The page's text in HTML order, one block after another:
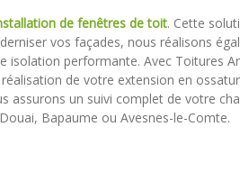
de fenêtres de toit. Cette
vos façades, nous réalisons
isolation performante. Avec Toitures
de votre extension en
assurons un suivi complet de votre
Bapaume ou Avesnes-le-Comte.